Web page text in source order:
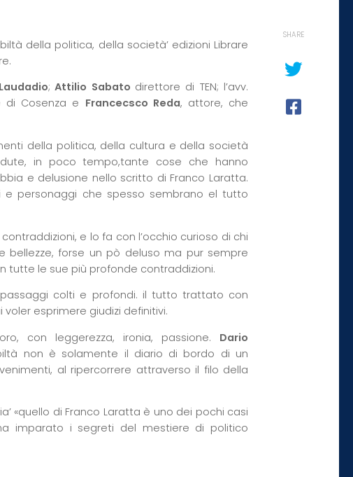
della politica, della società’ edizioni Librare
; Attilio Sabato direttore di TEN; l’avv.
di Cosenza e Francecsco Reda, attore, che
della politica, della cultura e della società
in poco tempo,tante cose che hanno
e delusione nello scritto di Franco Laratta.
personaggi che spesso sembrano el tutto
e lo fa con l’occhio curioso di chi
forse un pò deluso ma pur sempre
tutte le sue più profonde contraddizioni.
colti e profondi. il tutto trattato con
esprimere giudizi definitivi.
con leggerezza, ironia, passione. Dario
non è solamente il diario di bordo di un
al ripercorrere attraverso il filo della
«quello di Franco Laratta è uno dei pochi casi
imparato i segreti del mestiere di politico
SHARE